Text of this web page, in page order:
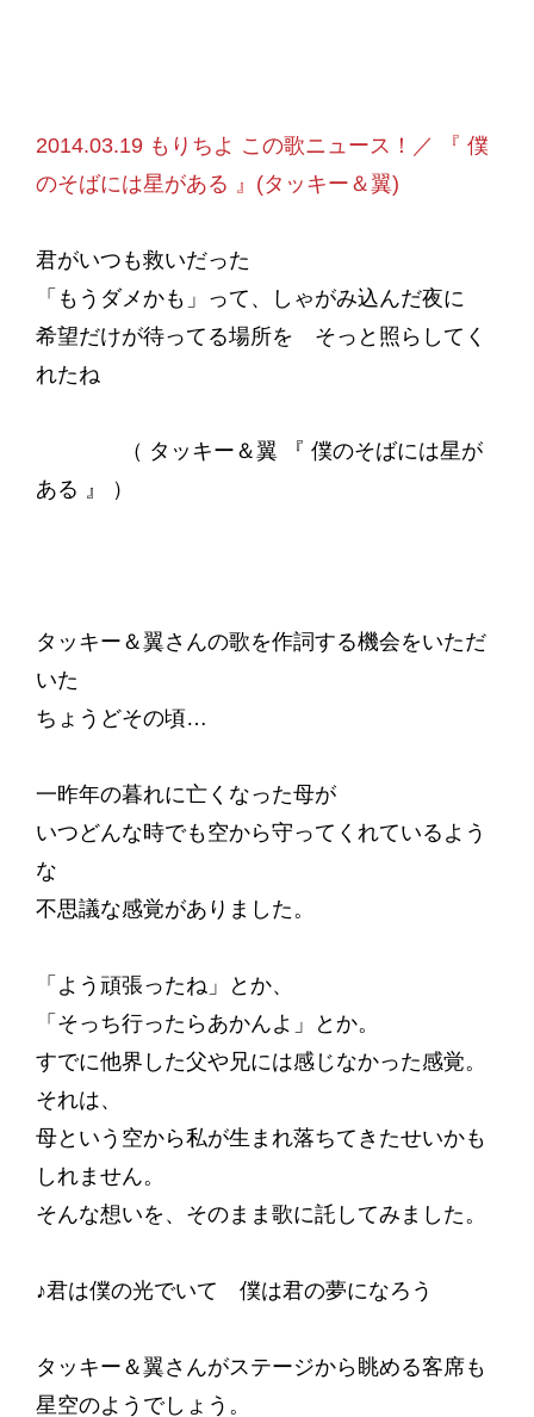
2014.03.19 もりちよ この歌ニュース！／ 『 僕
のそばには星がある 』(タッキー＆翼)
君がいつも救いだった
「もうダメかも」って、しゃがみ込んだ夜に
希望だけが待ってる場所を そっと照らしてく
れたね
（ タッキー＆翼 『 僕のそばには星が
ある 』 ）
タッキー＆翼さんの歌を作詞する機会をいただ
いた
ちょうどその頃…
一昨年の暮れに亡くなった母が
いつどんな時でも空から守ってくれているよう
な
不思議な感覚がありました。
「よう頑張ったね」とか、
「そっち行ったらあかんよ」とか。
すでに他界した父や兄には感じなかった感覚。
それは、
母という空から私が生まれ落ちてきたせいかも
しれません。
そんな想いを、そのまま歌に託してみました。
♪君は僕の光でいて 僕は君の夢になろう
タッキー＆翼さんがステージから眺める客席も
星空のようでしょう。